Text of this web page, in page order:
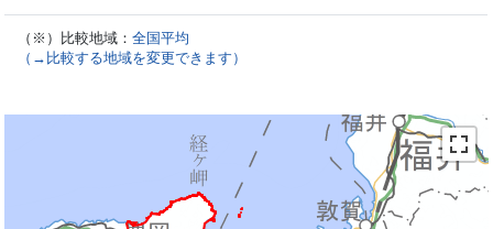
（※）比較地域：全国平均
（→比較する地域を変更できます）